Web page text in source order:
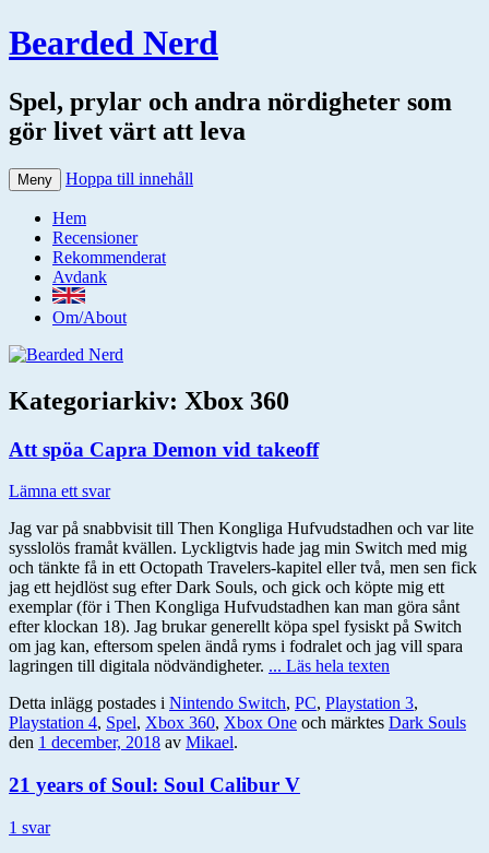
Bearded Nerd
Spel, prylar och andra nördigheter som
gör livet värt att leva
Meny Hoppa till innehåll
Hem
Recensioner
Rekommenderat
Avdank
Om/About
Kategoriarkiv: Xbox 360
Att spöa Capra Demon vid takeoff
Lämna ett svar
Jag var på snabbvisit till Then Kongliga Hufvudstadhen och var lite
sysslolös framåt kvällen. Lyckligtvis hade jag min Switch med mig
och tänkte få in ett Octopath Travelers-kapitel eller två, men sen fick
jag ett hejdlöst sug efter Dark Souls, och gick och köpte mig ett
exemplar (för i Then Kongliga Hufvudstadhen kan man göra sånt
efter klockan 18). Jag brukar generellt köpa spel fysiskt på Switch
om jag kan, eftersom spelen ändå ryms i fodralet och jag vill spara
lagringen till digitala nödvändigheter. ... Läs hela texten
Detta inlägg postades i Nintendo Switch, PC, Playstation 3,
Playstation 4, Spel, Xbox 360, Xbox One och märktes Dark Souls
den 1 december, 2018 av Mikael.
21 years of Soul: Soul Calibur V
1 svar